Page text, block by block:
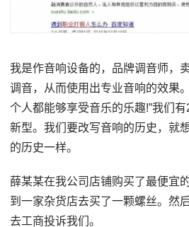
我是作音响设备的，品牌调音师，
调音，从而使用出专业音响的效果
个人都能够享受音乐的乐趣!”我们
新型。我们要改写音响的历史，就
的历史一样。
薛某某在我公司店铺购买了最便宜
到一家杂货店去买了一颗螺丝。然后
去工商投诉我们。